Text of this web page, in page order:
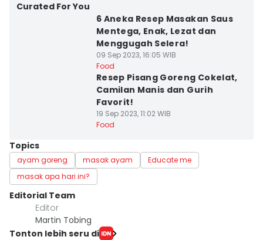
Curated For You
6 Aneka Resep Masakan Saus
Mentega, Enak, Lezat dan
Menggugah Selera!
09 Sep 2023, 16:05 WIB
Food
Resep Pisang Goreng Cokelat,
Camilan Manis dan Gurih
Favorit!
19 Sep 2023, 11:02 WIB
Food
Topics
ayam goreng masak ayam
Educate me
masak apa hari ini?
Editorial Team
Editor
Martin Tobing
Tonton lebih seru di